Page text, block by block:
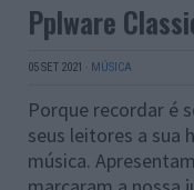
Pplware
05 SET 2021 · MÚSICA
Porque recordar é
seus leitores a sua
música.